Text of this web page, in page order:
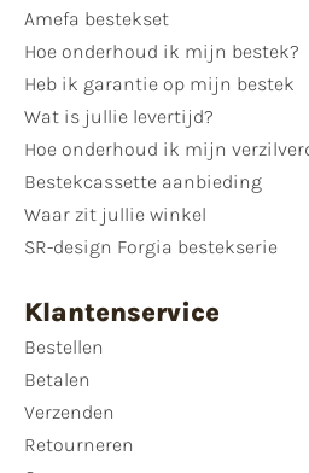
Amefa bestekset
Hoe onderhoud ik mijn bestek?
Heb ik garantie op mijn bestek
Wat is jullie levertijd?
Hoe onderhoud ik mijn
Bestekcassette aanbieding
Waar zit jullie winkel
SR-design Forgia bestekserie
Klantenservice
Bestellen
Betalen
Verzenden
Retourneren